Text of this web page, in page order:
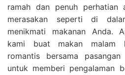
ramah dan penuh perhatian
merasakan seperti di
menikmati makanan Anda.
kami buat makan malam
romantis bersama
untuk memberi pengalaman